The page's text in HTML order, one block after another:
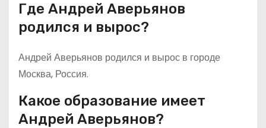
Где Андрей Аверьянов
родился и вырос?
Андрей Аверьянов родился и вырос в городе
Москва, Россия.
Какое образование имеет
Андрей Аверьянов?